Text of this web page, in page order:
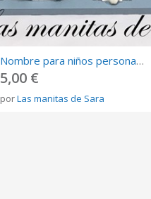
Nombre para niños personalizado
5,00 €
porLas manitas de Sara